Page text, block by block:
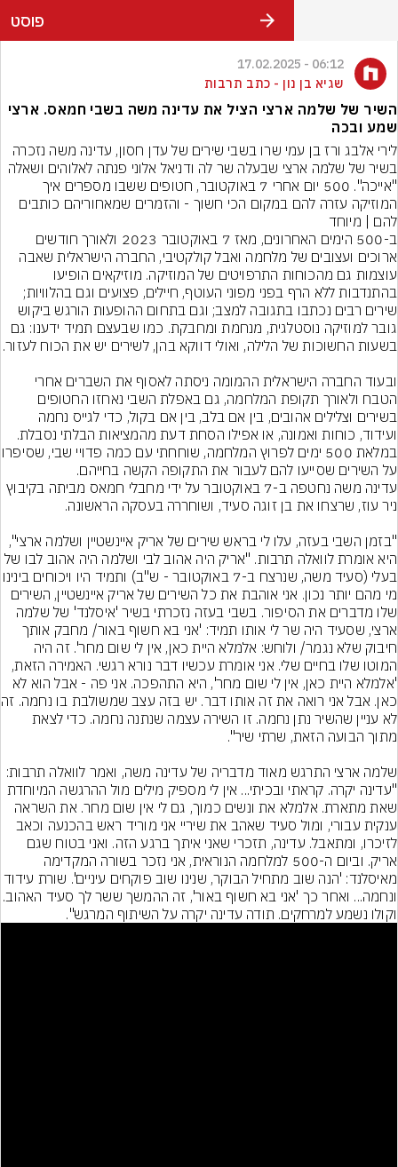
עדינה משה בשבי חמאס. ארצי
לירי אלבג ורז בן עמי שרו בשבי שירים של עדן חסון, עדינה משה נזכרה
בשיר של שלמה ארצי שבעלה שר לה ודניאל אלוני פנתה לאלוהים ושאלה
"אייכה". 500 יום אחרי 7 באוקטובר, חטופים ששבו מספרים איך
המוזיקה עזרה להם במקום הכי חשוך - והזמרים שמאחוריהם כותבים
ב-500 הימים האחרונים, מאז 7 באוקטובר 2023 ולאורך חודשים
ארוכים ועצובים של מלחמה ואבל קולקטיבי, החברה הישראלית שאבה
עוצמות גם מהכוחות התרפויטים של המוזיקה. מוזיקאים הופיעו
בהתנדבות ללא הרף בפני מפוני העוטף, חיילים, פצועים וגם בהלוויות;
שירים רבים נכתבו בתגובה למצב; וגם בתחום ההופעות הורגש ביקוש
גובר למוזיקה נוסטלגית, מנחמת ומחבקת. כמו שבעצם תמיד ידענו: גם
ובעוד החברה הישראלית ההמומה ניסתה לאסוף את השברים אחרי
הטבח ולאורך תקופת המלחמה, גם באפלת השבי נאחזו החטופים
בשירים וצלילים אהובים, בין אם בלב, בין אם בקול, כדי לגייס נחמה
ועידוד, כוחות ואמונה, או אפילו הסחת דעת מהמציאות הבלתי נסבלת.
במלאת 500 ימים לפרוץ המלחמה, שוחחתי עם כמה פדויי שבי, שסיפרו
התקופה הקשה בחייהם.
עדינה משה נחטפה ב-7 באוקטובר על ידי מחבלי חמאס מביתה בקיבוץ
ניר עוז, שרצחו את בן זוגה סעיד, ושוחררה בעסקה הראשונה.
"בזמן השבי בעזה, עלו לי בראש שירים של אריק איינשטיין ושלמה ארצי",
היא אומרת לוואלה תרבות. "אריק היה אהוב לבי ושלמה היה אהוב לבו של
בעלי (סעיד משה, שנרצח ב-7 באוקטובר - ש"ב) ותמיד היו ויכוחים בינינו
מי מהם יותר נכון. אני אוהבת את כל השירים של אריק איינשטיין, השירים
שלו מדברים את הסיפור. בשבי בעזה נזכרתי בשיר 'איסלנד' של שלמה
ארצי, שסעיד היה שר לי אותו תמיד: 'אני בא חשוף באור/ מחבק אותך
חיבוק שלא נגמר/ ולוחש: אלמלא היית כאן, אין לי שום מחר'. זה היה
המוטו שלו בחיים שלי. אני אומרת עכשיו דבר נורא רגשי. האמירה הזאת,
'אלמלא היית כאן, אין לי שום מחר', היא התהפכה. אני פה - אבל הוא לא
כאן. אבל אני רואה את זה אותו דבר. יש בזה עצב שמשולבת בו נחמה. זה
שלמה ארצי התרגש מאוד מדבריה של עדינה משה, ואמר לוואלה תרבות:
"עדינה יקרה. קראתי ובכיתי... אין לי מספיק מילים מול ההרגשה המיוחדת
שאת מתארת. אלמלא את ונשים כמוך, גם לי אין שום מחר. את השראה
ענקית עבורי, ומול סעיד שאהב את שיריי אני מוריד ראש בהכנעה וכאב
לזיכרו, ומתאבל. עדינה, תזכרי שאני איתך ברגע הזה. ואני בטוח שגם
אריק. וביום ה-500 למלחמה הנוראית, אני נזכר בשורה המקדימה
מאיסלנד: 'הנה שוב מתחיל הבוקר, שנינו שוב פוקחים עיניים'. שורת עידוד
ונחמה... ואחר כך 'אני בא חשוף באור', זה ההמשך ששר לך סעיד האהוב.
יקרה על השיתוף המרגש".